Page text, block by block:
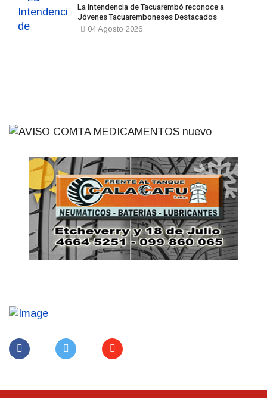
La Intendencia de Tacuarembó reconoce a
Jóvenes Tacuaremboneses Destacados
04 Agosto 2026